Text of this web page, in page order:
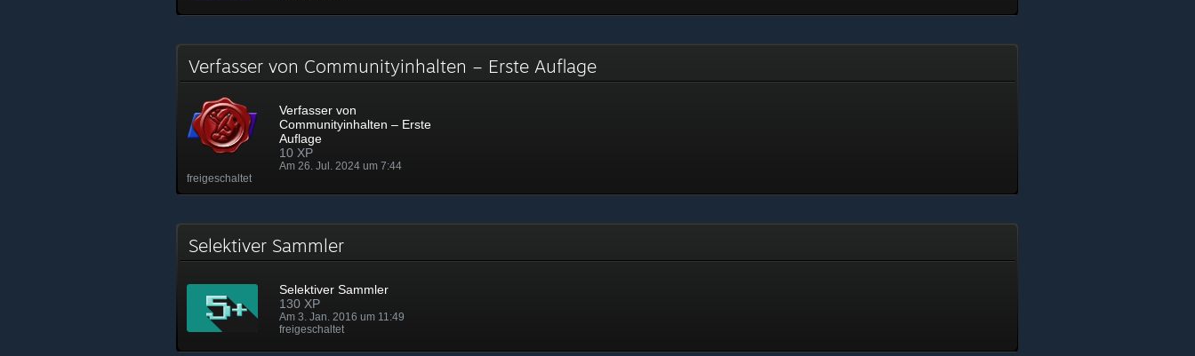
Verfasser von Communityinhalten – Erste Auflage
Verfasser von
Communityinhalten – Erste
Auflage
10 XP
Am 26. Jul. 2024 um 7:44
freigeschaltet
Selektiver Sammler
Selektiver Sammler
130 XP
Am 3. Jan. 2016 um 11:49
freigeschaltet